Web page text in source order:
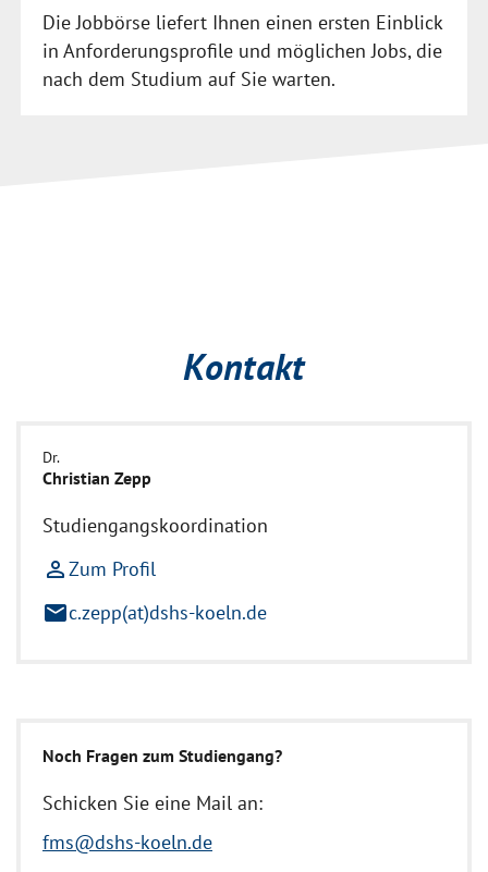
Die Jobbörse liefert Ihnen einen ersten Einblick
in Anforderungsprofile und möglichen Jobs, die
nach dem Studium auf Sie warten.
Kontakt
Dr.
Christian Zepp
Studiengangskoordination
person_outlineZum Profil
mailc.zepp(at)dshs-koeln.de
Noch Fragen zum Studiengang?
Schicken Sie eine Mail an:
fms@dshs-koeln.de